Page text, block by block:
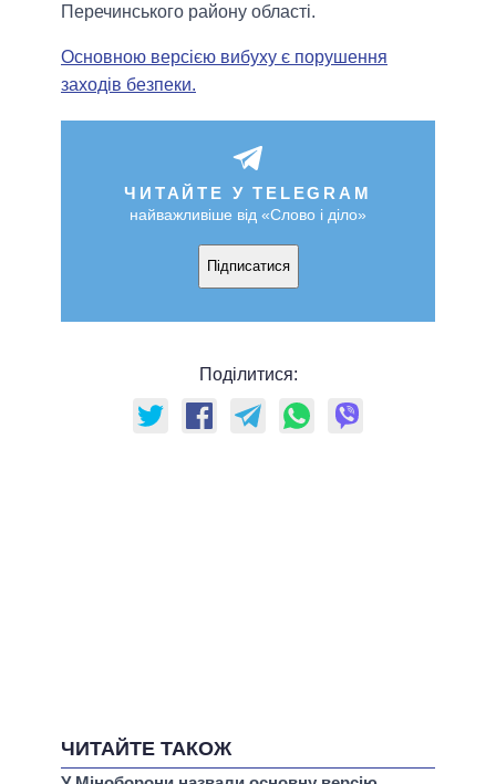
Перечинського району області.
Основною версією вибуху є порушення
заходів безпеки.
ЧИТАЙТЕ У TELEGRAM
найважливіше від «Слово і діло»
Підписатися
Поділитися:
ЧИТАЙТЕ ТАКОЖ